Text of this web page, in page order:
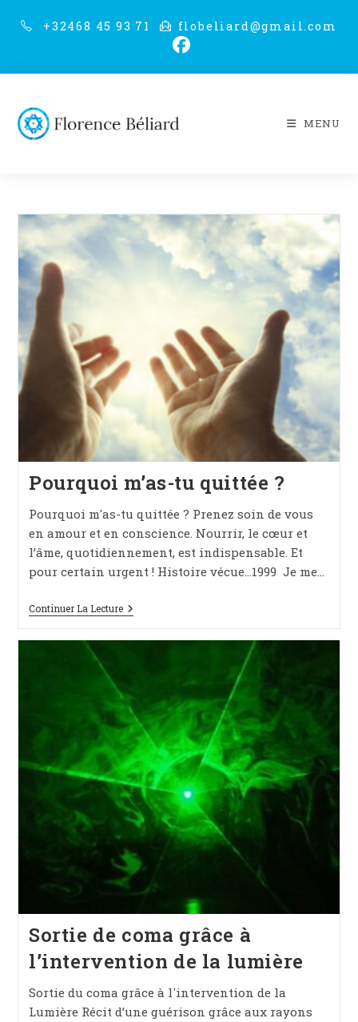
+32468 45 93 71 flobeliard@gmail.com
MENU
Pourquoi m’as-tu quittée ?
Pourquoi m'as-tu quittée ? Prenez soin de vous
en amour et en conscience. Nourrir, le cœur et
l’âme, quotidiennement, est indispensable. Et
pour certain urgent ! Histoire vécue…1999 Je me…
Continuer La LecturePourquoi
M’as-
Sortie de coma grâce à
l’intervention de la lumière
Sortie du coma grâce à l'intervention de la
Lumière Récit d’une guérison grâce aux rayons